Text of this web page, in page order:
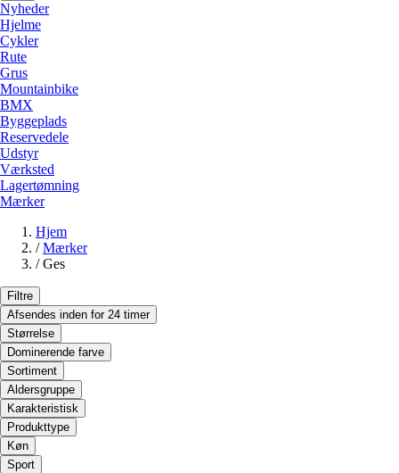
Nyheder
Hjelme
Cykler
Rute
Grus
Mountainbike
BMX
Byggeplads
Reservedele
Udstyr
Værksted
Lagertømning
Mærker
Hjem
/ Mærker
/ Ges
Filtre
Afsendes inden for 24 timer
Størrelse
Dominerende farve
Sortiment
Aldersgruppe
Karakteristisk
Produkttype
Køn
Sport